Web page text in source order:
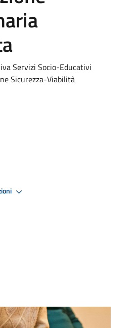
Servizi Socio-Educativi
Sicurezza-Viabilità